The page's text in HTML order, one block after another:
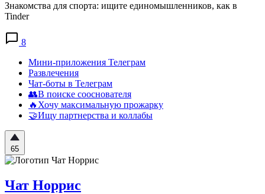
Знакомства для спорта: ищите единомышленников, как в
Tinder
8
Мини-приложения Телеграм
Развлечения
Чат-боты в Телеграм
👥В поиске сооснователя
🔥Хочу максимальную прожарку
🤝Ищу партнерства и коллабы
65
Чат Норрис